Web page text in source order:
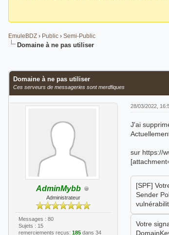
EmuleBDZ› Public› Semi-Public
Domaine à ne pas utiliser
Domaine à ne pas utiliser
Ces serveurs de messageries sont merdfiques
AdminMybb
Administrateur
Messages : 80
Sujets : 15
remerciements reçus: 185dans 34
28/03/2022,
J'ai
sur https://
[SPF]
Sender
Votre